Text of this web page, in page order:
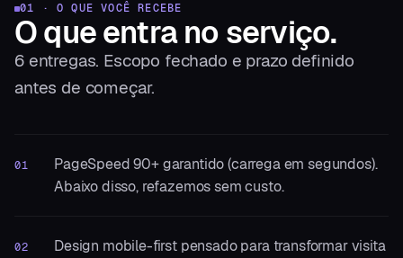
01 · O QUE VOCÊ RECEBE
O que entrano serviço.
6entregas. Escopo fechado e prazo definido
antes de começar.
01
PageSpeed 90+ garantido (carrega em segundos).
Abaixo disso, refazemos sem custo.
02
Design mobile-first pensado para transformar visita